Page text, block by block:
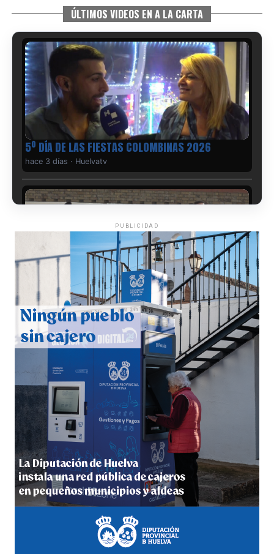
ÚLTIMOS VIDEOS EN A LA CARTA
5º DÍA DE LAS FIESTAS COLOMBINAS 2026
hace 3 días · Huelvatv
CUARTA CORRIDA DE LAS FIESTAS COLOMBINAS
2026
hace 4 días·Huelvatv
4º DÍA DE LAS FIESTAS COLOMBINAS 2026
hace 4 días·Huelvatv
PUBLICIDAD